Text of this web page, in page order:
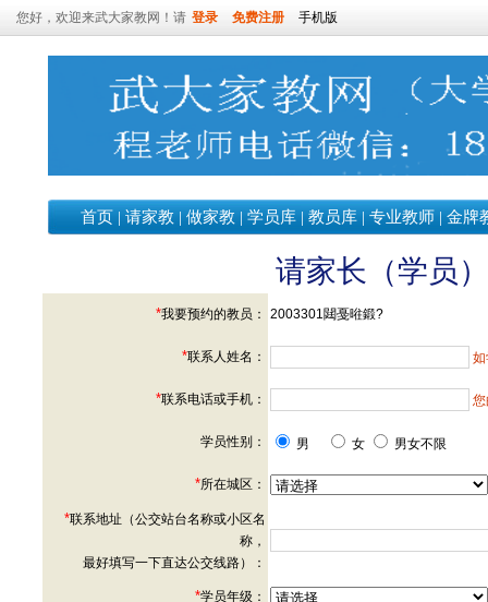
您好，欢迎来武大家教网！请 登录 免费注册 手机版
首页 | 请家教 | 做家教 | 学员库 | 教员库 | 专业教师 | 金牌
请家长（学员
*我要预约的教员： 2003301閮戞暀鍛?
*联系人姓名：
*联系电话或手机：
学员性别： 男 女 男女不限
*所在城区：
*联系地址（公交站台名称或小区名
称，
最好填写一下直达公交线路）：
*学员年级：